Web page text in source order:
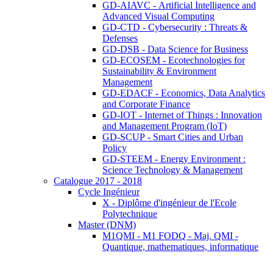
GD-AIAVC - Artificial Intelligence and
Advanced Visual Computing
GD-CTD - Cybersecurity : Threats &
Defenses
GD-DSB - Data Science for Business
GD-ECOSEM - Ecotechnologies for
Sustainability & Environment
Management
GD-EDACF - Economics, Data Analytics
and Corporate Finance
GD-IOT - Internet of Things : Innovation
and Management Program (IoT)
GD-SCUP - Smart Cities and Urban
Policy
GD-STEEM - Energy Environment :
Science Technology & Management
Catalogue 2017 - 2018
Cycle Ingénieur
X - Diplôme d'ingénieur de l'Ecole
Polytechnique
Master (DNM)
M1QMI - M1 FODQ - Maj. QMI -
Quantique, mathematiques, informatique